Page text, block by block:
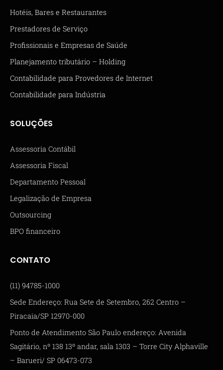
Hotéis, Bares e Restaurantes
Prestadores de Serviço
Profissionais e Empresas de Saúde
Planejamento tributário – Holding
Contabilidade para Provedores de Internet
Contabilidade para Indústria
SOLUÇÕES
Assessoria Contábil
Assessoria Fiscal
Departamento Pessoal
Legalização de Empresa
Outsourcing
BPO financeiro
CONTATO
(11) 94785-1000
Sede Endereço: Rua Sete de Setembro, 262 Centro –
Piracaia/SP 12970-000
Ponto de Atendimento São Paulo endereço: Avenida
Sagitário, nº 138 13º andar, sala 1303 – Torre City Alphaville
– Barueri/ SP 06473-073